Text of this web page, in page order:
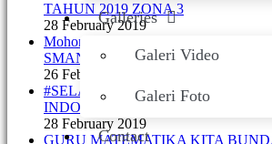
Galleries
Galeri Video
Galeri Foto
Contact
TAHUN 2019 ZONA 3
28 February 2019
Mohon Doa Terbaiknya dan LIKE
SMANESKA
26 February 2019
#SELAMAT HARI PALANG
INDONESIA KE-69
28 February 2019
GURU MATEMATIKA KITA